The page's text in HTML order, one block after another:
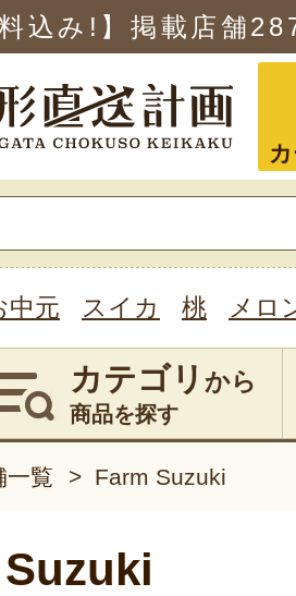
込み!】掲載店舗
中元 スイカ 桃 メロ
カテゴリ から
商品を探す
一覧 > Farm Suzuki